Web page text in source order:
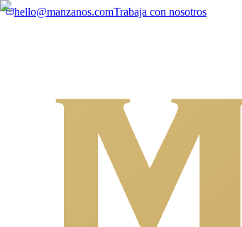
hello@manzanos.comTrabaja con nosotros